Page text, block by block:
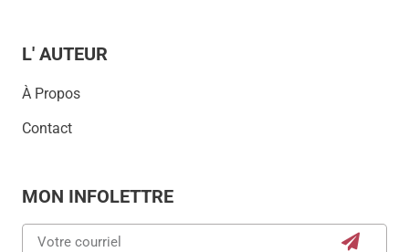
L' AUTEUR
À Propos
Contact
MON INFOLETTRE